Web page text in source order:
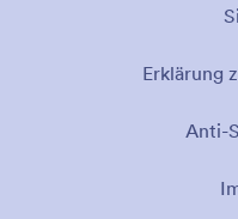
Erklärung
Anti-